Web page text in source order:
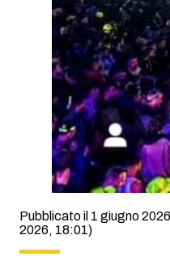
Pubblicato il 1 giugno
2026, 18:01)